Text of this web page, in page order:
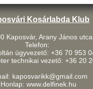
Kosárlabda Klub
Kaposvár, Arany János
Telefon:
ügyvezető: +36 70 953
technikai vezető: +36 20
kaposvarikk@gmail.com
Honlap: www.delfinek.hu